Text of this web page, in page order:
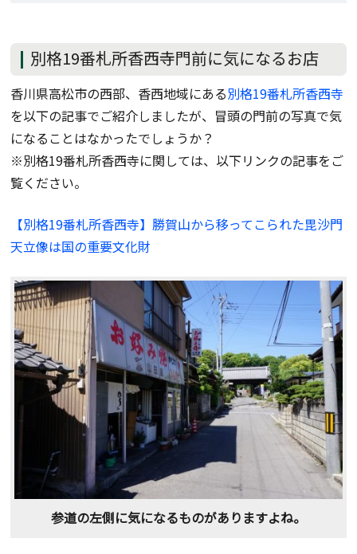
別格19番札所香西寺門前に気になるお店
香川県高松市の西部、香西地域にある別格19番札所香西寺
を以下の記事でご紹介しましたが、冒頭の門前の写真で気
になることはなかったでしょうか？
※別格19番札所香西寺に関しては、以下リンクの記事をご
覧ください。
【別格19番札所香西寺】勝賀山から移ってこられた毘沙門
天立像は国の重要文化財
参道の左側に気になるものがありますよね。